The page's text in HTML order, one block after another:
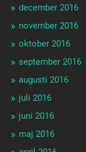
december 2016
november 2016
oktober 2016
september 2016
augusti 2016
juli 2016
juni 2016
maj 2016